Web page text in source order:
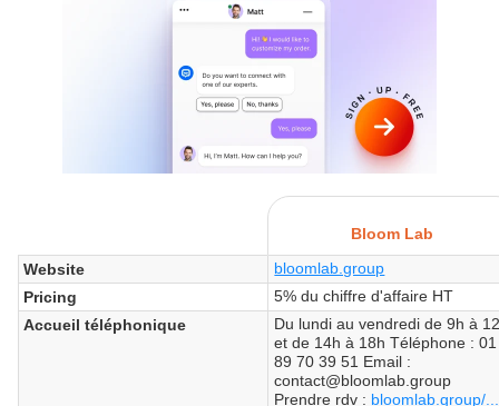
Bloom Lab
Website
bloomlab.group
Pricing
5% du chiffre d'affaire HT
Accueil téléphonique
Du lundi au vendredi de 9h à
et de 14h à 18h Téléphone : 01
89 70 39 51 Email :
contact@bloomlab.group
Prendre rdv : bloomlab.group/...